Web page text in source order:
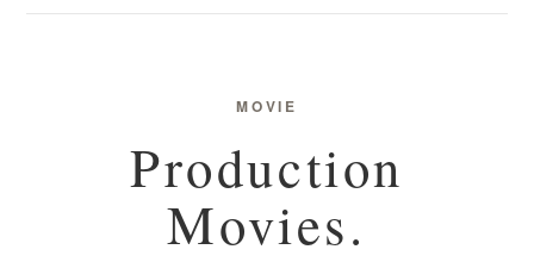
MOVIE
Production
Movies.